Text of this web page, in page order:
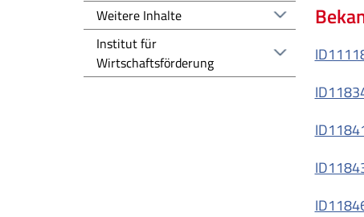
Weitere Inhalte
Institut für
Wirtschaftsförderung